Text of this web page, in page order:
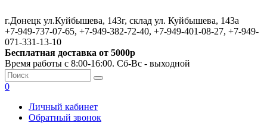
г.Донецк ул.Куйбышева, 143г, склад ул. Куйбышева, 143а
+7-949-737-07-65, +7-949-382-72-40, +7-949-401-08-27, +7-949-
071-331-13-10
Бесплатная доставка от 5000р
Время работы с 8:00-16:00. Сб-Вс - выходной
0
Личный кабинет
Обратный звонок